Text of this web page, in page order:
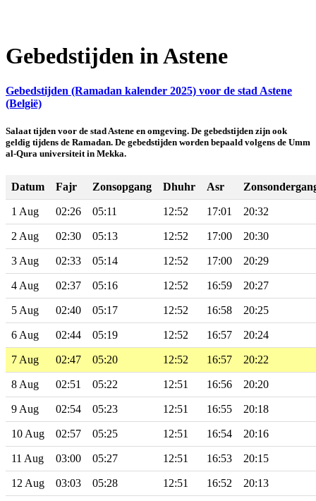
Gebedstijden in Astene
Gebedstijden (Ramadan kalender 2025) voor de stad Astene
(België)
Salaat tijden voor de stad Astene en omgeving. De gebedstijden zijn ook
geldig tijdens de Ramadan. De gebedstijden worden bepaald volgens de Umm
al-Qura universiteit in Mekka.
Datum Fajr Zonsopgang Dhuhr Asr
1 Aug 02:26 05:11 12:52 17:01 20:32
2 Aug 02:30 05:13 12:52 17:00 20:30
3 Aug 02:33 05:14 12:52 17:00 20:29
4 Aug 02:37 05:16 12:52 16:59 20:27
5 Aug 02:40 05:17 12:52 16:58 20:25
6 Aug 02:44 05:19 12:52 16:57 20:24
7 Aug 02:47 05:20 12:52 16:57 20:22
8 Aug 02:51 05:22 12:51 16:56 20:20
9 Aug 02:54 05:23 12:51 16:55 20:18
10 Aug 02:57 05:25 12:51 16:54 20:16
11 Aug 03:00 05:27 12:51 16:53 20:15
12 Aug 03:03 05:28 12:51 16:52 20:13